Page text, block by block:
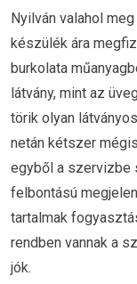
Nyilván valahol
készülék ára
burkolata
látvány, mint az
törik olyan
netán kétszer
egyből a szervizbe
felbontású
tartalmak
rendben vannak a
jók.